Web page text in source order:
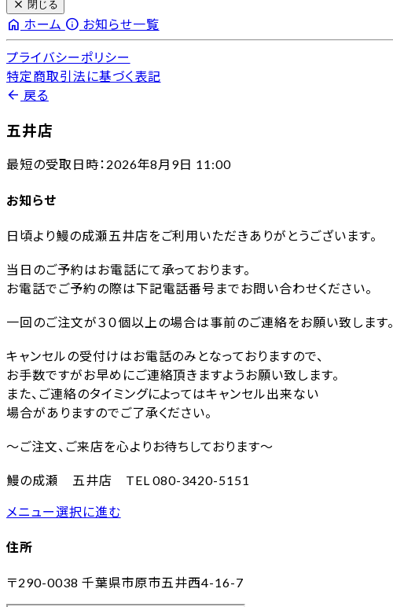
close 閉じる
home ホーム info お知らせ一覧
プライバシーポリシー
特定商取引法に基づく表記
arrow_back 戻る
五井店
最短の受取日時：2026年8月9日 11:00
お知らせ
日頃より鰻の成瀬五井店をご利用いただきありがとうございます。
当日のご予約はお電話にて承っております。
お電話でご予約の際は下記電話番号までお問い合わせください。
一回のご注文が３０個以上の場合は事前のご連絡をお願い致します。
キャンセルの受付けはお電話のみとなっておりますので、
お手数ですがお早めにご連絡頂きますようお願い致します。
また、ご連絡のタイミングによってはキャンセル出来ない
場合がありますのでご了承ください。
～ご注文、ご来店を心よりお待ちしております～
鰻の成瀬 五井店 TEL 080-3420-5151
メニュー選択に進む
住所
〒290-0038 千葉県市原市五井西4-16-7